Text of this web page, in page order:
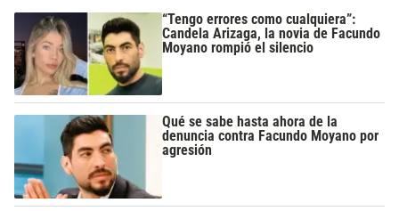
“Tengo errores como cualquiera”:
Candela Arizaga, la novia de Facundo
Moyano rompió el silencio
Qué se sabe hasta ahora de la
denuncia contra Facundo Moyano por
agresión